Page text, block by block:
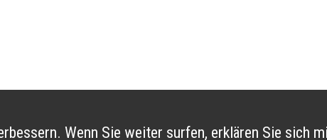
Wenn Sie weiter surfen, erklären Sie sich